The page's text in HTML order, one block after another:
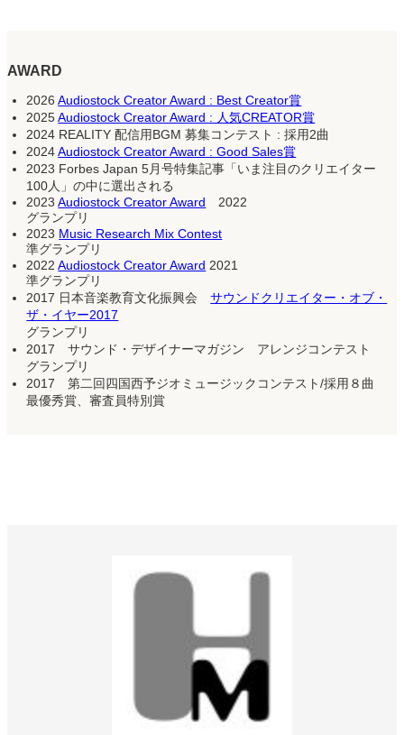
AWARD
2026Audiostock Creator Award : Best Creator賞
2025Audiostock Creator Award : 人気CREATOR賞
2024 REALITY 配信用BGM 募集コンテスト : 採用2曲
2024Audiostock Creator Award : Good Sales賞
2023 Forbes Japan 5月号特集記事「いま注目のクリエイター
100人」の中に選出される
2023Audiostock Creator Award 2022
グランプリ
2023 Music Research Mix Contest
準グランプリ
2022Audiostock Creator Award 2021
準グランプリ
2017 日本音楽教育文化振興会サウンドクリエイター・オブ・
ザ・イヤー2017
グランプリ
2017サウンド・デザイナーマガジン アレンジコンテスト
グランプリ
2017 第二回四国西予ジオミュージックコンテスト/採用８曲
最優秀賞、審査員特別賞